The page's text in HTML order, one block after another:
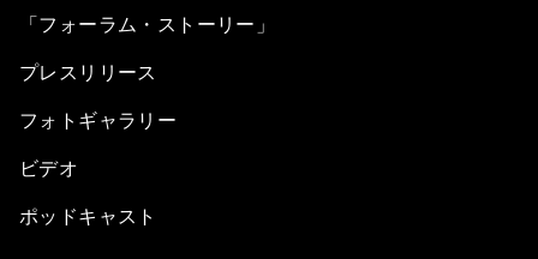
「フォーラム・ストーリー」
プレスリリース
フォトギャラリー
ビデオ
ポッドキャスト